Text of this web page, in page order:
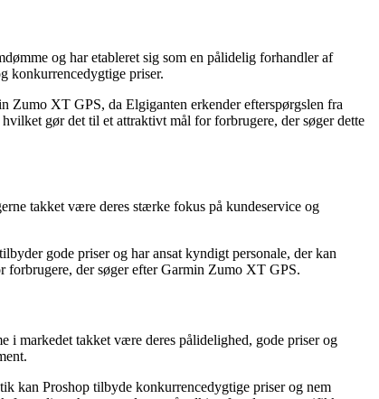
og har etableret sig som en pålidelig forhandler af
konkurrencedygtige priser.
Zumo XT GPS, da Elgiganten erkender efterspørgslen fra
gør det til et attraktivt mål for forbrugere, der søger dette
takket være deres stærke fokus på kundeservice og
gode priser og har ansat kyndigt personale, der kan
forbrugere, der søger efter Garmin Zumo XT GPS.
i markedet takket være deres pålidelighed, gode priser og
kan Proshop tilbyde konkurrencedygtige priser og nem